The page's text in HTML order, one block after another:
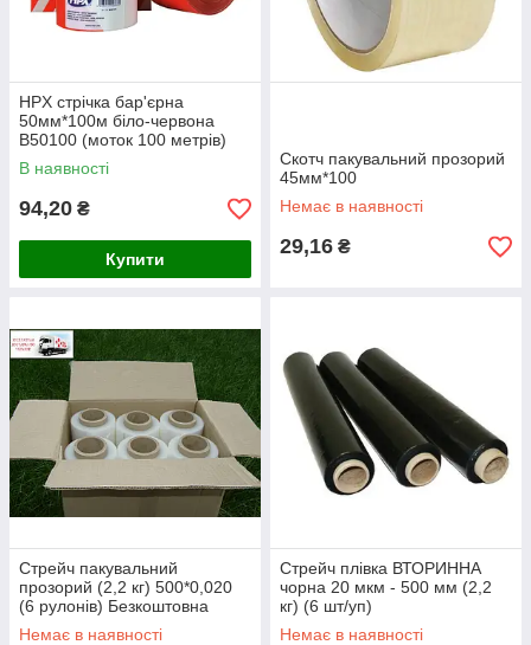
HPX стрічка бар'єрна
50мм*100м біло-червона
B50100 (моток 100 метрів)
В наявності
94,20 ₴
Купити
Скотч пакувальний прозорий
45мм*100
Немає в наявності
29,16 ₴
Стрейч пакувальний
прозорий (2,2 кг) 500*0,020
(6 рулонів) Безкоштовна
доставка
Немає в наявності
Стрейч плівка ВТОРИННА
чорна 20 мкм - 500 мм (2,2
кг) (6 шт/уп)
Немає в наявності